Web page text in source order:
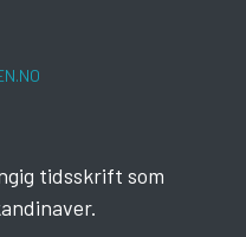
tidsskrift som